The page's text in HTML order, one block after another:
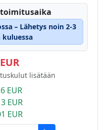
– Lähetys noin 2-3
lisätään
EUR
EUR
EUR